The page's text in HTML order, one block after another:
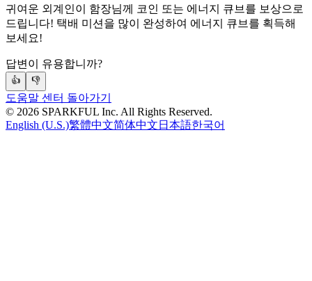
귀여운 외계인이 함장님께 코인 또는 에너지 큐브를 보상으로
드립니다! 택배 미션을 많이 완성하여 에너지 큐브를 획득해
보세요!
답변이 유용합니까?
👍 👎
도움말 센터 돌아가기
© 2026 SPARKFUL Inc. All Rights Reserved.
English (U.S.)繁體中文简体中文 日本語한국어